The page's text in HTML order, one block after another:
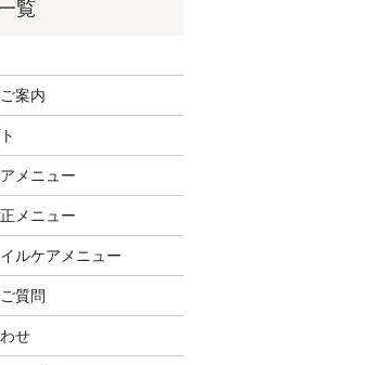
案内
メニュー
メニュー
ルケアメニュー
質問
せ